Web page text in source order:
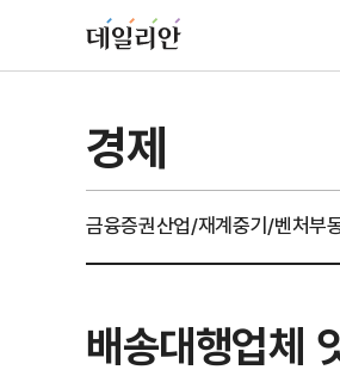
경제
금융증권산업/재계중기/벤처부
배송대행업체